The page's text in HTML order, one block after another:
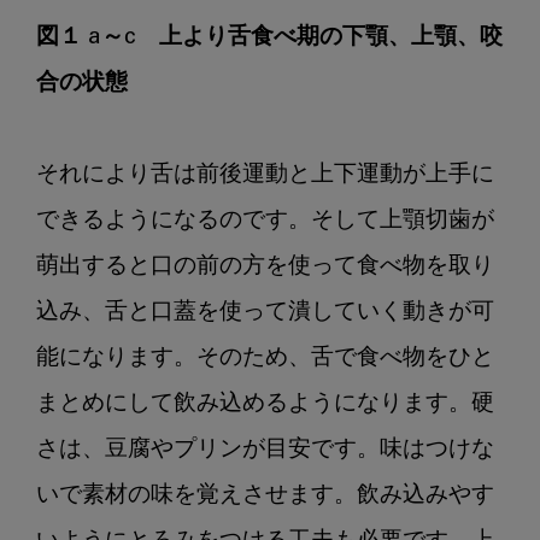
図１ a～c　上より舌食べ期の下顎、上顎、咬
合の状態
それにより舌は前後運動と上下運動が上手に
できるようになるのです。そして上顎切歯が
萌出すると口の前の方を使って食べ物を取り
込み、舌と口蓋を使って潰していく動きが可
能になります。そのため、舌で食べ物をひと
まとめにして飲み込めるようになります。硬
さは、豆腐やプリンが目安です。味はつけな
いで素材の味を覚えさせます。飲み込みやす